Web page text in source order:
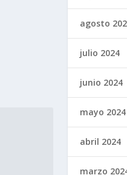
agosto
julio 2024
junio 2024
mayo 2024
abril 2024
marzo